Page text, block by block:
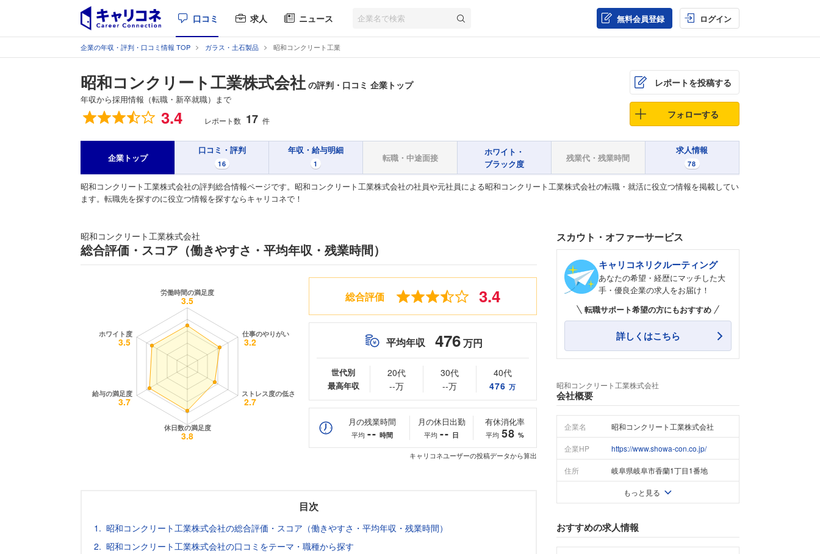
口コミ 求人 ニュース 無料会員登録 ログイン
企業の年収・評判・口コミ情報 TOP ガラス・土石製品 昭和コンクリート工業
昭和コンクリート工業株式会社 の評判・口コミ 企業トップ
年収から採用情報（転職・新卒就職）まで
総合評価 3.4 レポート数 17 件
レポートを投稿する
フォローする
企業トップ
口コミ・評判
16
年収・給与明細
1
転職・中途面接
ホワイト・
ブラック度
残業代・残業時間
求人情報
78
昭和コンクリート工業株式会社の評判総合情報ページです。昭和コンクリート工業株式会社の社員や元社員による昭和コンクリート工業株式会社の転職・就活に役立つ情報を掲載してい
ます。転職先を探すのに役立つ情報を探すならキャリコネで！
昭和コンクリート工業株式会社
総合評価・スコア（働きやすさ・平均年収・残業時間）
総合評価 3.4
平均年収 476万円
世代別
最高年収
20代
--万
30代
--万
40代
476 万
月の残業時間
平均 -- 時間
月の休日出勤
平均 -- 日
有休消化率
平均 58 %
キャリコネユーザーの投稿データから算出
目次
昭和コンクリート工業株式会社の総合評価・スコア（働きやすさ・平均年収・残業時間）
昭和コンクリート工業株式会社の口コミをテーマ・職種から探す
スカウト・オファーサービス
キャリコネリクルーティング
あなたの希望・経歴にマッチした大
手・優良企業の求人をお届け！
転職サポート希望の方にもおすすめ
詳しくはこちら
昭和コンクリート工業株式会社
会社概要
企業名 昭和コンクリート工業株式会社
企業HP https://www.showa-con.co.jp/
住所 岐阜県岐阜市香蘭1丁目1番地
もっと見る
おすすめの求人情報